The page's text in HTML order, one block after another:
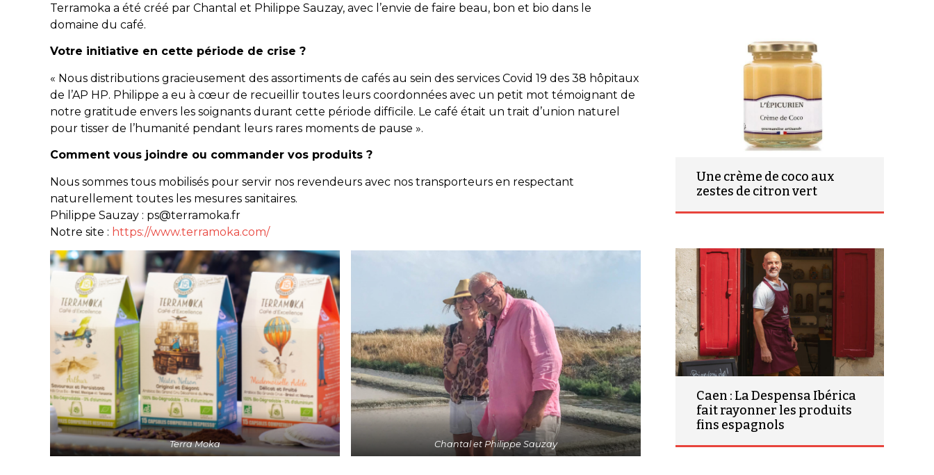
Terramoka a été créé par Chantal et Philippe Sauzay, avec l’envie de faire beau, bon et bio dans le
domaine du café.
Votre initiative en cette période de crise ?
« Nous distributions gracieusement des assortiments de cafés au sein des services Covid 19 des 38 hôpitaux
de l’AP HP. Philippe a eu à cœur de recueillir toutes leurs coordonnées avec un petit mot témoignant de
notre gratitude envers les soignants durant cette période difficile. Le café était un trait d’union naturel
pour tisser de l’humanité pendant leurs rares moments de pause ».
Comment vous joindre ou commander vos produits ?
Nous sommes tous mobilisés pour servir nos revendeurs avec nos transporteurs en respectant
naturellement toutes les mesures sanitaires.
Philippe Sauzay : ps@terramoka.fr
Notre site : https://www.terramoka.com/
Terra Moka Chantal et Philippe Sauzay
Une crème de coco aux
zestes de citron vert
Caen : La Despensa Ibérica
fait rayonner les produits
fins espagnols